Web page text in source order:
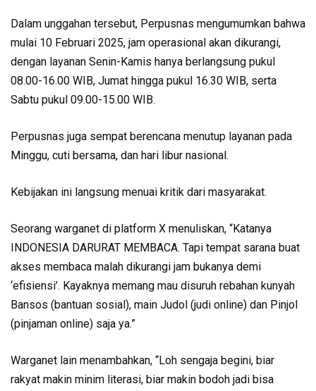
Dalam unggahan tersebut, Perpusnas mengumumkan bahwa
mulai 10 Februari 2025, jam operasional akan dikurangi,
dengan layanan Senin-Kamis hanya berlangsung pukul
08.00-16.00 WIB, Jumat hingga pukul 16.30 WIB, serta
Sabtu pukul 09.00-15.00 WIB.
Perpusnas juga sempat berencana menutup layanan pada
Minggu, cuti bersama, dan hari libur nasional.
Kebijakan ini langsung menuai kritik dari masyarakat.
Seorang warganet di platform X menuliskan, “Katanya
INDONESIA DARURAT MEMBACA. Tapi tempat sarana buat
akses membaca malah dikurangi jam bukanya demi
‘efisiensi’. Kayaknya memang mau disuruh rebahan kunyah
Bansos (bantuan sosial), main Judol (judi online) dan Pinjol
(pinjaman online) saja ya.”
Warganet lain menambahkan, “Loh sengaja begini, biar
rakyat makin minim literasi, biar makin bodoh jadi bisa